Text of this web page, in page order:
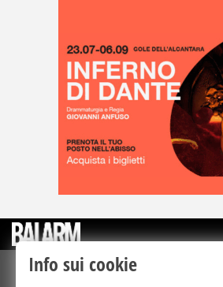
©Copyright 2003-2026
Info sui cookie